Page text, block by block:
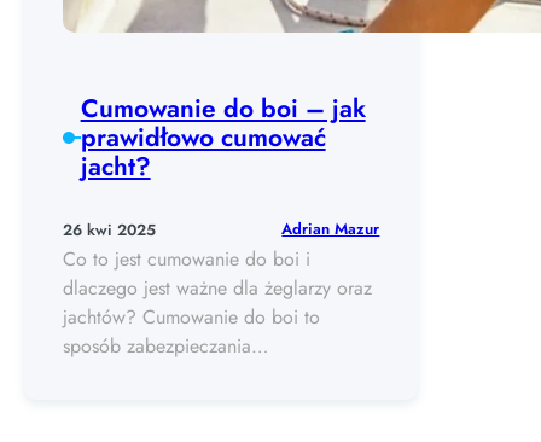
Cumowanie do boi – jak
prawidłowo cumować
jacht?
26 kwi 2025 Adrian Mazur
Co to jest cumowanie do boi i
dlaczego jest ważne dla żeglarzy oraz
jachtów? Cumowanie do boi to
sposób zabezpieczania…